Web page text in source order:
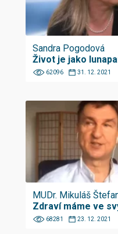
Sandra Pogodová
Život je jako
62096 31. 12. 2021
MUDr. Mikuláš
Zdraví máme ve
68281 23. 12. 2021